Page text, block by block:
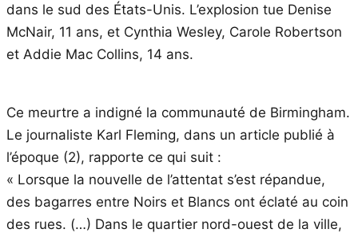
dans le sud des États-Unis. L’explosion tue Denise
McNair, 11 ans, et Cynthia Wesley, Carole Robertson
et Addie Mac Collins, 14 ans.
Ce meurtre a indigné la communauté de Birmingham.
Le journaliste Karl Fleming, dans un article publié à
l’époque (2), rapporte ce qui suit :
« Lorsque la nouvelle de l’attentat s’est répandue,
des bagarres entre Noirs et Blancs ont éclaté au coin
des rues. (…) Dans le quartier nord-ouest de la ville,